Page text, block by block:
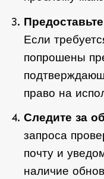
Если
попрошены
право на
Следите за
запроса
почту и
наличие